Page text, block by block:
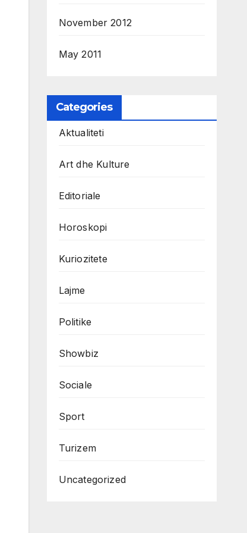
November 2012
May 2011
Categories
Aktualiteti
Art dhe Kulture
Editoriale
Horoskopi
Kuriozitete
Lajme
Politike
Showbiz
Sociale
Sport
Turizem
Uncategorized